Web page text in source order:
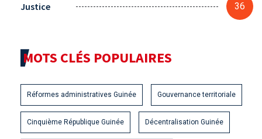
Justice 36
MOTS CLÉS POPULAIRES
Réformes administratives Guinée Gouvernance territoriale
Cinquième République Guinée Décentralisation Guinée